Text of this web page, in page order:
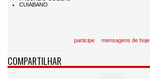
participe mensagens de hoje
COMPARTILHAR